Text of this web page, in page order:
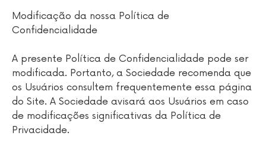
Modificação da nossa Política de
Confidencialidade
A presente Política de Confidencialidade pode ser
modificada. Portanto, a Sociedade recomenda que
os Usuários consultem frequentemente essa página
do Site. A Sociedade avisará aos Usuários em caso
de modificações significativas da Política de
Privacidade.